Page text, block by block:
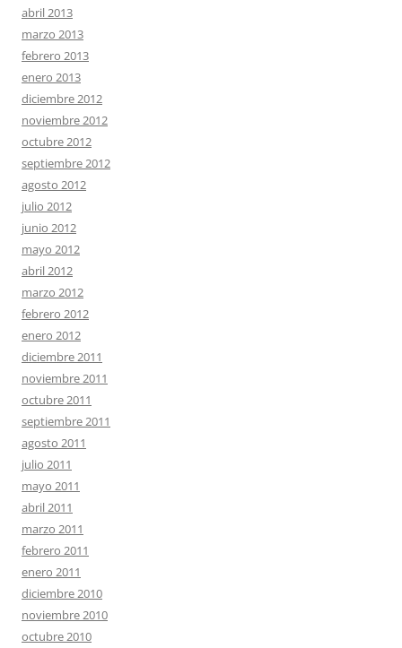
abril 2013
marzo 2013
febrero 2013
enero 2013
diciembre 2012
noviembre 2012
octubre 2012
septiembre 2012
agosto 2012
julio 2012
junio 2012
mayo 2012
abril 2012
marzo 2012
febrero 2012
enero 2012
diciembre 2011
noviembre 2011
octubre 2011
septiembre 2011
agosto 2011
julio 2011
mayo 2011
abril 2011
marzo 2011
febrero 2011
enero 2011
diciembre 2010
noviembre 2010
octubre 2010